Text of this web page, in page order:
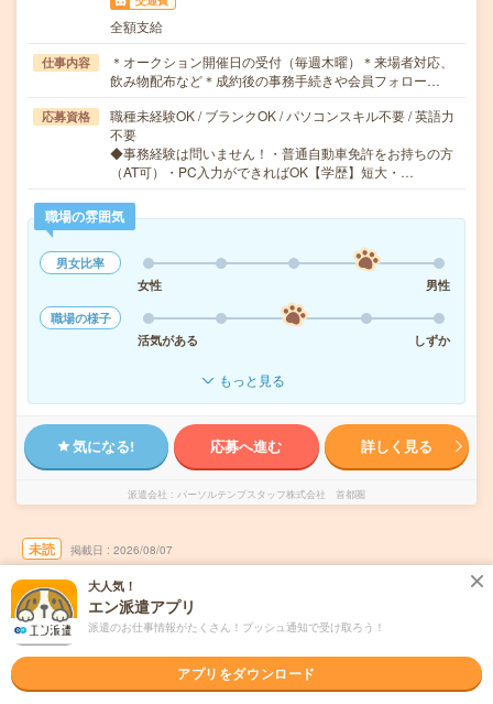
全額支給
仕事内容
＊オークション開催日の受付（毎週木曜）＊来場者対応、
飲み物配布など＊成約後の事務手続きや会員フォロー…
応募資格
職種未経験OK / ブランクOK / パソコンスキル不要 / 英語力
不要
◆事務経験は問いません！・普通自動車免許をお持ちの方
（AT可）・PC入力ができればOK【学歴】短大・…
職場の雰囲気
男女比率
女性
男性
職場の様子
活気がある
しずか
もっと見る
気になる! 応募へ進む 詳しく見る
派遣会社 パーソルテンプスタッフ株式会社 首都圏
未読 掲載日 2026/08/07
【1日6ｈ～選べる】平日のみ×残業なし♡カ
ンタン電話取次と入力のオフィスワーク
職種未経験OK 交通費別途支給あり 土日祝日が休み 残業なし
大人気！
エン派遣アプリ
派遣のお仕事情報がたくさん！プッシュ通知で受け取ろう！
アプリをダウンロード